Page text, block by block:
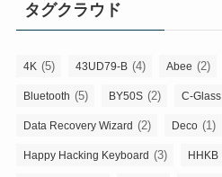
タグクラウド
4K (5) 43UD79-B (4) Abee (2)
Bluetooth (5) BY50S (2) C-Glass
Data Recovery Wizard (2) Deco (1)
Happy Hacking Keyboard (3) HHKB